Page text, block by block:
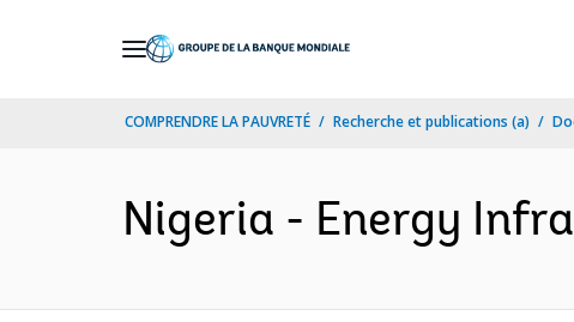
COMPRENDRE LA PAUVRETÉ Recherche et publications (a)
Nigeria - Energy